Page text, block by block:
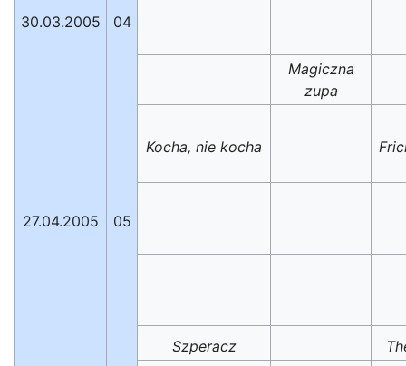
30.03.2005 04
Magiczna
zupa
27.04.2005 05
Kocha, nie kocha
Szperacz